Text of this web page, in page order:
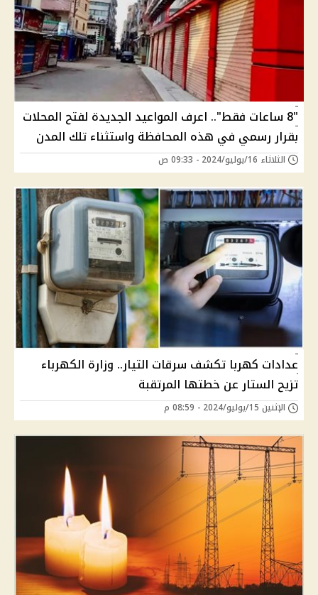
"8 ساعات فقط".. اعرف المواعيد الجديدة لفتح المحلات
بقرار رسمي في هذه المحافظة واستثناء تلك المدن
الثلاثاء 16/يوليو/2024 - 09:33 ص
عدادات كهربا تكشف سرقات التيار.. وزارة الكهرباء
تزيح الستار عن خطتها المرتقبة
الإثنين 15/يوليو/2024 - 08:59 م